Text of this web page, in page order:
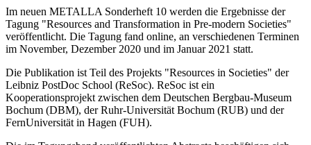
Im neuen METALLA Sonderheft 10 werden die Ergebnisse der
Tagung "Resources and Transformation in Pre-modern Societies"
veröffentlicht. Die Tagung fand online, an verschiedenen Terminen
im November, Dezember 2020 und im Januar 2021 statt.
Die Publikation ist Teil des Projekts "Resources in Societies" der
Leibniz PostDoc School (ReSoc). ReSoc ist ein
Kooperationsprojekt zwischen dem Deutschen Bergbau-Museum
Bochum (DBM), der Ruhr-Universität Bochum (RUB) und der
FernUniversität in Hagen (FUH).